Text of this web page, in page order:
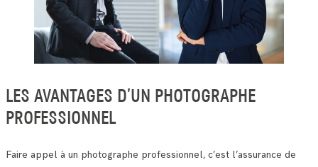
LES AVANTAGES D’UN PHOTOGRAPHE
PROFESSIONNEL
Faire appel à un photographe professionnel, c’est l’assurance de